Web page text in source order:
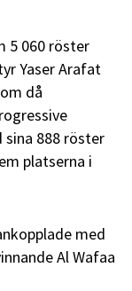
5 060 röster
Yaser Arafat
då
888 röster
platserna i
med
Al Wafaa